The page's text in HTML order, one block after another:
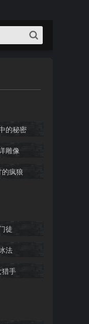
的秘密
雕像
的疯狼
痕迹3
之遗1
之遗3
徒
法
猎手